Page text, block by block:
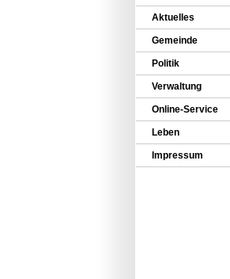
Aktuelles
Gemeinde
Politik
Verwaltung
Online-Service
Leben
Impressum